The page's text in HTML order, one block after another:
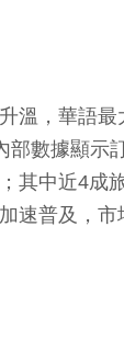
，華語最
部數據顯示
其中近4成
速普及，市